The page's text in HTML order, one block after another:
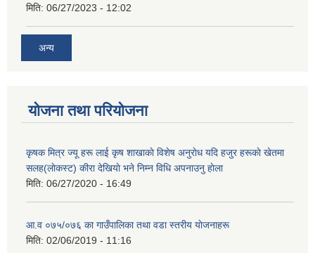
मिति: 06/27/2023 - 12:02
अन्य
योजना तथा परियोजना
कृषक मित्र ज्यू हरू लाई कृष शाखाकाे विशेष अनुराेध यदि हजुर हरूकाे खेतमा
सलह(लाेकस्ट) कीरा देखियाे भने निम्न विधि अपनाउनु हाेला
मिति: 06/27/2020 - 16:49
आ‍.व ०७५/०७६ का गाउँपालिका तथा वडा स्तरीय याेजनाहरू
मिति: 02/06/2019 - 11:16